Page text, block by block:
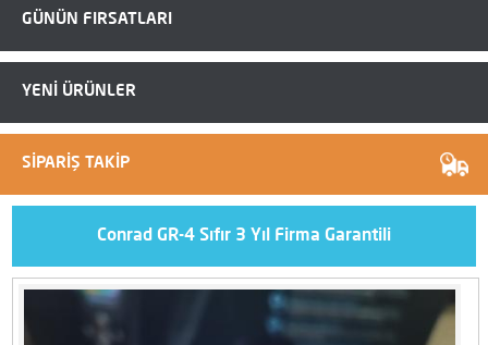
GÜNÜN FIRSATLARI
YENİ ÜRÜNLER
SİPARİŞ TAKİP
Conrad GR-4 Sıfır 3 Yıl Firma Garantili